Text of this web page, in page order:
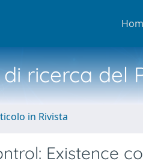
ricerca del
in Rivista
Existence